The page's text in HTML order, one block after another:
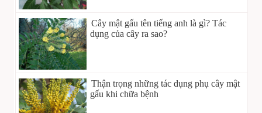
Cây mật gấu tên tiếng anh là gì? Tác
dụng của cây ra sao?
Thận trọng những tác dụng phụ cây mật
gấu khi chữa bệnh